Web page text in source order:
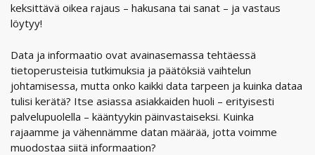
keksittävä oikea rajaus – hakusana tai sanat – ja vastaus
löytyy!
Data ja informaatio ovat avainasemassa tehtäessä
tietoperusteisia tutkimuksia ja päätöksiä vaihtelun
johtamisessa, mutta onko kaikki data tarpeen ja kuinka dataa
tulisi kerätä? Itse asiassa asiakkaiden huoli – erityisesti
palvelupuolella – kääntyykin päinvastaiseksi. Kuinka
rajaamme ja vähennämme datan määrää, jotta voimme
muodostaa siitä informaation?